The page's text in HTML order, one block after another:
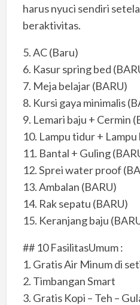
harus nyuci sendiri
beraktivitas.
5. AC (Baru)
6. Kasur spring bed
7. Meja belajar (BARU)
8. Kursi gaya minimalis
9. Lemari baju + Cermin
10. Lampu tidur +
11. Bantal + Guling
12. Sprei water proof
13. Ambalan (BARU)
14. Rak sepatu (BARU)
15. Keranjang baju
## 10 FasilitasUmum :
1. Gratis Air Minum di
2. Timbangan Smart
3. Gratis Kopi – Teh –